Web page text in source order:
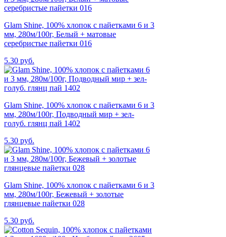
Glam Shine, 100% хлопок с пайетками 6 и 3
мм, 280м/100г, Белый + матовые
серебристые пайетки 016
5.30 руб.
Glam Shine, 100% хлопок с пайетками 6 и 3
мм, 280м/100г, Подводный мир + зел-
голуб. глянц пай 1402
5.30 руб.
Glam Shine, 100% хлопок с пайетками 6 и 3
мм, 280м/100г, Бежевый + золотые
глянцевые пайетки 028
5.30 руб.